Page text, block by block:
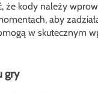
że kody należy
aby
w skutecznym
gry